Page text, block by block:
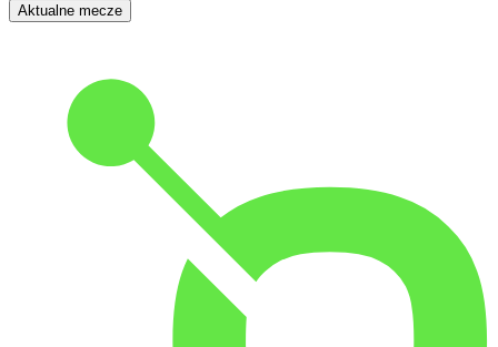
Aktualne mecze